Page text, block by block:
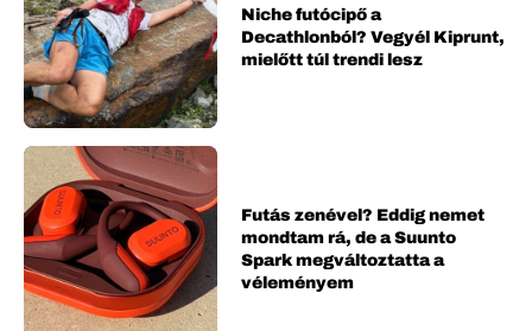
Niche futócipő a
Decathlonból? Vegyél Kiprunt,
mielőtt túl trendi lesz
Futás zenével? Eddig nemet
mondtam rá, de a Suunto
Spark megváltoztatta a
véleményem